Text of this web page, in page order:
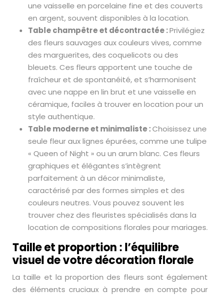
une vaisselle en porcelaine fine et des couverts
en argent, souvent disponibles à la location.
Table champêtre et décontractée :Privilégiez
des fleurs sauvages aux couleurs vives, comme
des marguerites, des coquelicots ou des
bleuets. Ces fleurs apportent une touche de
fraîcheur et de spontanéité, et s’harmonisent
avec une nappe en lin brut et une vaisselle en
céramique, faciles à trouver en location pour un
style authentique.
Table moderne et minimaliste :Choisissez une
seule fleur aux lignes épurées, comme une tulipe
« Queen of Night » ou un arum blanc. Ces fleurs
graphiques et élégantes s’intègrent
parfaitement à un décor minimaliste,
caractérisé par des formes simples et des
couleurs neutres. Vous pouvez souvent les
trouver chez des fleuristes spécialisés dans la
location de compositions florales pour mariages.
Taille et proportion : l’équilibre
visuel de votre décoration florale
La taille et la proportion des fleurs sont également
des éléments cruciaux à prendre en compte pour